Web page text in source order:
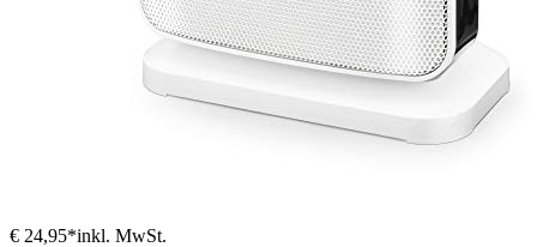
€ 24,95*inkl. MwSt.